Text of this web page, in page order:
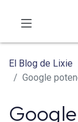
El Blog de Lixie
Google potencia